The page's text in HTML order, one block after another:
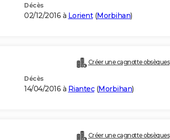
Décès
02/12/2016 à Lorient(Morbihan)
Créer une cagnotte obsèques
Décès
14/04/2016 à Riantec(Morbihan)
Créer une cagnotte obsèques